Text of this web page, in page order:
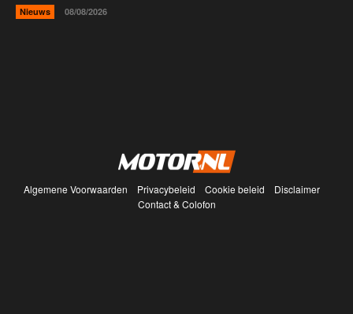
Nieuws 08/08/2026
Algemene Voorwaarden Privacybeleid Cookie beleid
Disclaimer
Contact & Colofon